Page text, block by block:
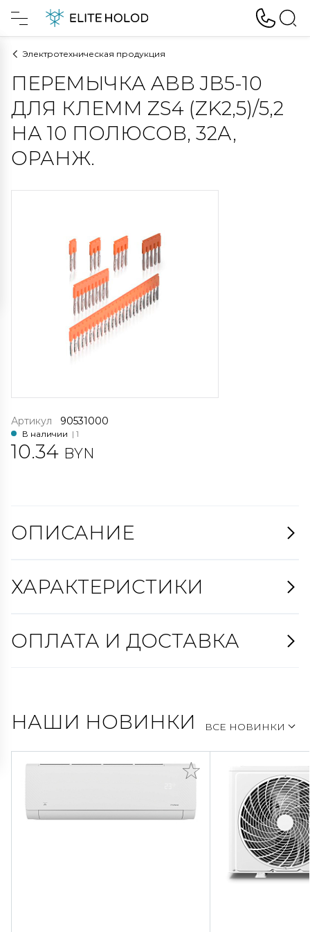
Электротехническая продукция
ПЕРЕМЫЧКА ABB JB5-10
ДЛЯ КЛЕММ ZS4 (ZK2,5)/5,2
НА 10 ПОЛЮСОВ, 32А,
ОРАНЖ.
Артикул 90531000
В наличии | 1
10.34 BYN
ОПИСАНИЕ
ХАРАКТЕРИСТИКИ
ОПЛАТА И ДОСТАВКА
НАШИ НОВИНКИ ВСЕ НОВИНКИ